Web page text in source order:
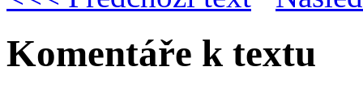
Komentáře k textu